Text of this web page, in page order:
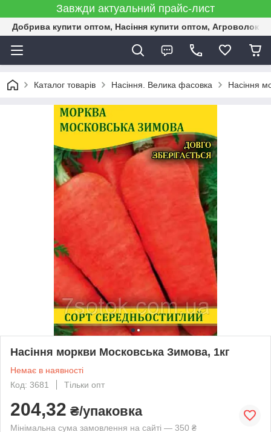
Завжди актуальний прайс-лист
Добрива купити оптом, Насіння купити оптом,
Каталог товарів Насіння. Велика фасовка Насіння
Насіння моркви Московська Зимова, 1кг
Немає в наявності
Код: 3681
Тільки опт
204,32 ₴/упаковка
Мінімальна сума замовлення на сайті — 350 ₴